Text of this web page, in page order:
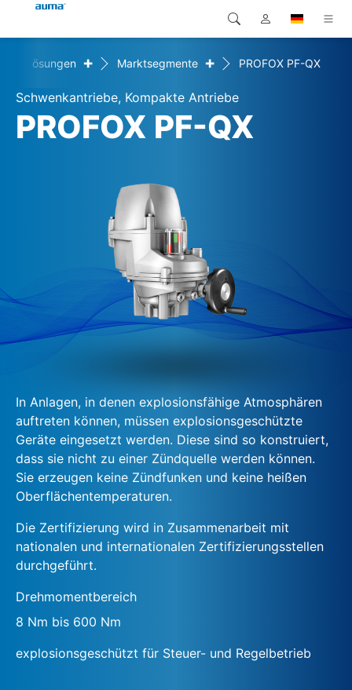
Produkte
Lösungen
Unternehmen
Kontakt
Global
Europa
Nordamerika
Suche
Lösungen + Marktsegmente + PROFOX PF-QX
Schwenkantriebe, Kompakte Antriebe
PROFOX PF-QX
In Anlagen, in denen explosionsfähige Atmosphären
auftreten können, müssen explosionsgeschützte
Geräte eingesetzt werden. Diese sind so konstruiert,
dass sie nicht zu einer Zündquelle werden können.
Sie erzeugen keine Zündfunken und keine heißen
Oberflächentemperaturen.
Die Zertifizierung wird in Zusammenarbeit mit
nationalen und internationalen Zertifizierungsstellen
durchgeführt.
Drehmomentbereich
8 Nm bis 600 Nm
explosionsgeschützt für Steuer- und Regelbetrieb